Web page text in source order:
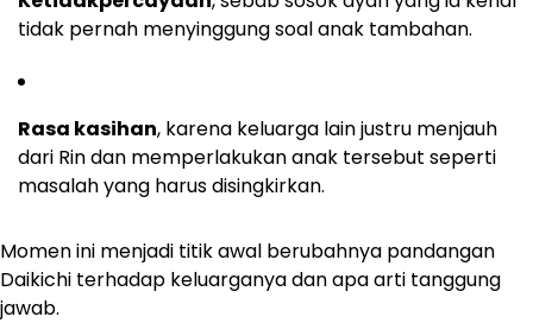
tidak pernah menyinggung soal anak tambahan.
Rasa kasihan, karena keluarga lain justru menjauh
dari Rin dan memperlakukan anak tersebut seperti
masalah yang harus disingkirkan.
Momen ini menjadi titik awal berubahnya pandangan
Daikichi terhadap keluarganya dan apa arti tanggung
jawab.